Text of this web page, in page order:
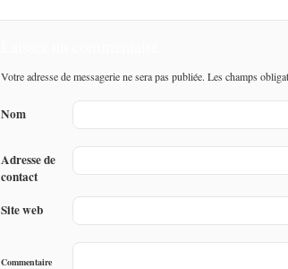
Votre adresse de messagerie ne sera pas publiée. Les champs
Nom
Adresse de
contact
Site web
Commentaire